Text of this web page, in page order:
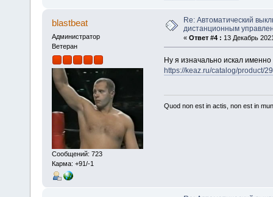
blastbeat
Администратор
Ветеран
Сообщений: 723
Карма: +91/-1
Re: Автоматический
дистанционным
« Ответ #4 : 13 Декабрь
Ну я изначально искал
https://keaz.ru/catalog/product/
Quod non est in actis, non est in